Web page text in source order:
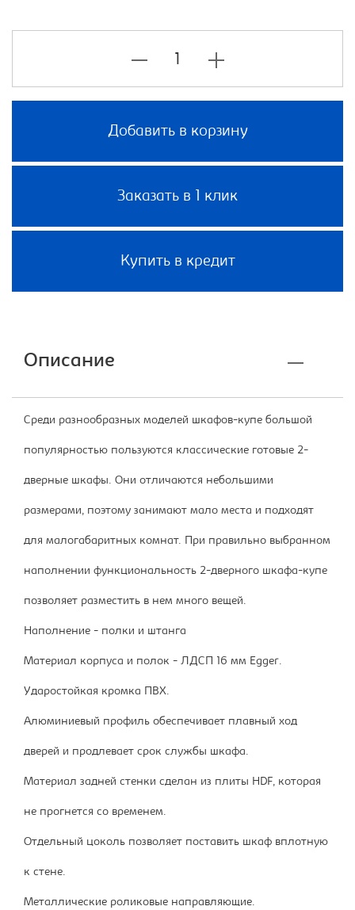
Добавить в корзину
Заказать в 1 клик
Купить в кредит
Описание
Среди разнообразных моделей шкафов-купе большой
популярностью пользуются классические готовые 2-
дверные шкафы. Они отличаются небольшими
размерами, поэтому занимают мало места и подходят
для малогабаритных комнат. При правильно выбранном
наполнении функциональность 2-дверного шкафа-купе
позволяет разместить в нем много вещей.
Наполнение - полки и штанга
Материал корпуса и полок - ЛДСП 16 мм Egger.
Ударостойкая кромка ПВХ.
Алюминиевый профиль обеспечивает плавный ход
дверей и продлевает срок службы шкафа.
Материал задней стенки сделан из плиты HDF, которая
не прогнется со временем.
Отдельный цоколь позволяет поставить шкаф вплотную
к стене.
Металлические роликовые направляющие.